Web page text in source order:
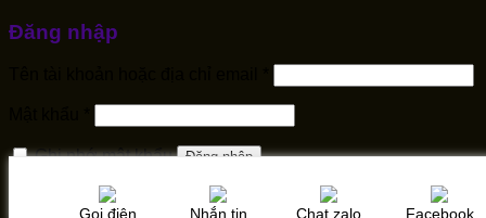
Gọi điện Nhắn tin Chat zalo Facebook
Đăng nhập
Ghi nhớ mật khẩu Đăng nhập
Quên mật khẩu?